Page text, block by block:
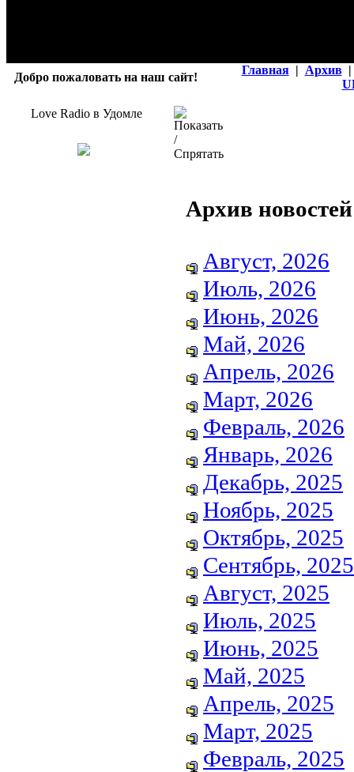
Добро пожаловать на наш сайт!
Главная | Архив |
Love Radio в Удомле
Архив новостей
Август, 2026
Июль, 2026
Июнь, 2026
Май, 2026
Апрель, 2026
Март, 2026
Февраль, 2026
Январь, 2026
Декабрь, 2025
Ноябрь, 2025
Октябрь, 2025
Сентябрь, 2025
Август, 2025
Июль, 2025
Июнь, 2025
Май, 2025
Апрель, 2025
Март, 2025
Февраль, 2025